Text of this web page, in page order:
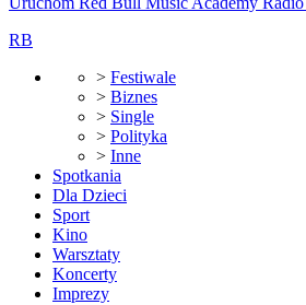
RB
> Festiwale
> Biznes
> Single
> Polityka
> Inne
Spotkania
Dla Dzieci
Sport
Kino
Warsztaty
Koncerty
Imprezy